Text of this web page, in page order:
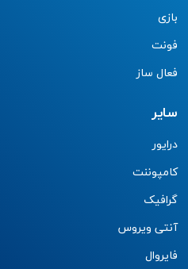
بازی
فونت
فعال ساز
سایر
درایور
کامپوننت
گرافیک
آنتی ویروس
فایروال